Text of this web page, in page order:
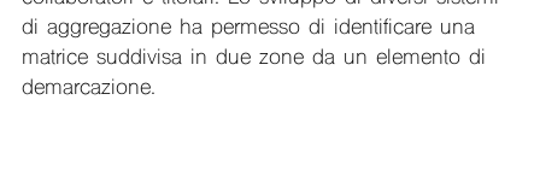
di aggregazione ha permesso di identificare una
matrice suddivisa in due zone da un elemento di
demarcazione.